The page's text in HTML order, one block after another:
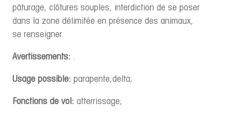
pâturage, clôtures souples, interdiction de se poser
dans la zone délimitée en présence des animaux,
se renseigner.
Avertissements: .
Usage possible: parapente;delta;
Fonctions de vol: atterrissage;